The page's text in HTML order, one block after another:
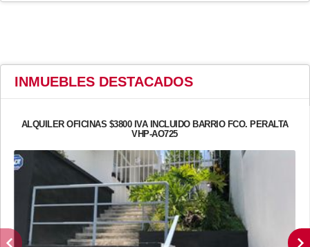
INMUEBLES DESTACADOS
ALQUILER OFICINAS $3800 IVA INCLUIDO BARRIO FCO. PERALTA
VHP-AO725